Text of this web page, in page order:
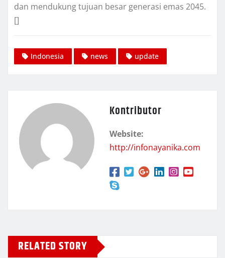
dan mendukung tujuan besar generasi emas 2045.
[]
Indonesia news update
Kontributor
Website:
http://infonayanika.com
RELATED STORY